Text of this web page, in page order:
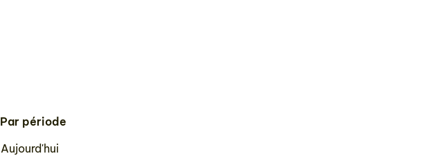
Par période
Aujourd'hui